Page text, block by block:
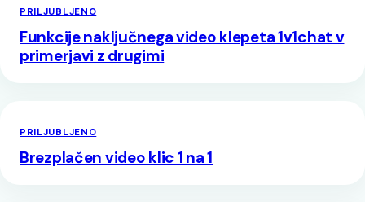
PRILJUBLJENO
Funkcije naključnega video klepeta 1v1chat v
primerjavi z drugimi
PRILJUBLJENO
Brezplačen video klic 1 na 1